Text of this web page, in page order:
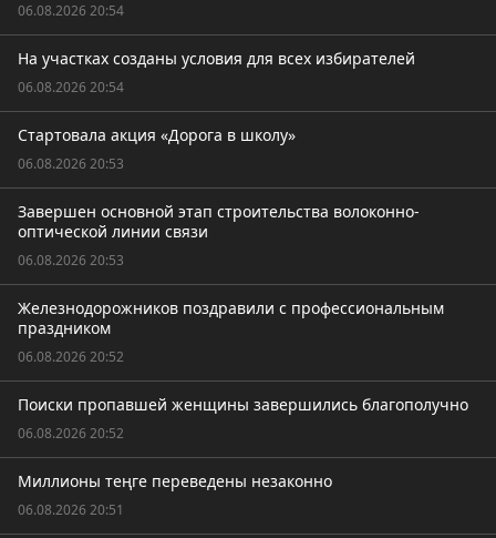
06.08.2026 20:54
На участках созданы условия для всех избирателей
06.08.2026 20:54
Стартовала акция «Дорога в школу»
06.08.2026 20:53
Завершен основной этап строительства волоконно-
оптической линии связи
06.08.2026 20:53
Железнодорожников поздравили с профессиональным
праздником
06.08.2026 20:52
Поиски пропавшей женщины завершились благополучно
06.08.2026 20:52
Миллионы теңге переведены незаконно
06.08.2026 20:51